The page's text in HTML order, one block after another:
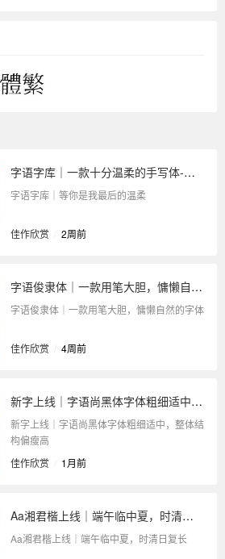
字语字库｜一款十分温柔的手写体-等你是我最后的温柔
字语字库｜等你是我最后的温柔
佳作欣赏 2周前
字语俊隶体｜一款用笔大胆，慵懒自然的字体
字语俊隶体｜一款用笔大胆，慵懒自然的字体
佳作欣赏 4周前
新字上线｜字语尚黑体字体粗细适中，整体结构偏瘦高
新字上线｜字语尚黑体字体粗细适中，整体结
构偏瘦高
佳作欣赏
1月前
Aa湘君楷上线｜端午临中夏，时清日复长
Aa湘君楷上线｜端午临中夏，时清日复长